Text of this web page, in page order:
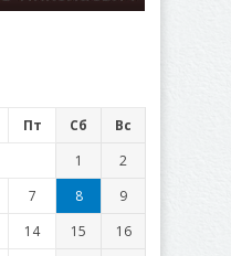
Пт Сб
Вс
1
2
7 8
9
14 15
16